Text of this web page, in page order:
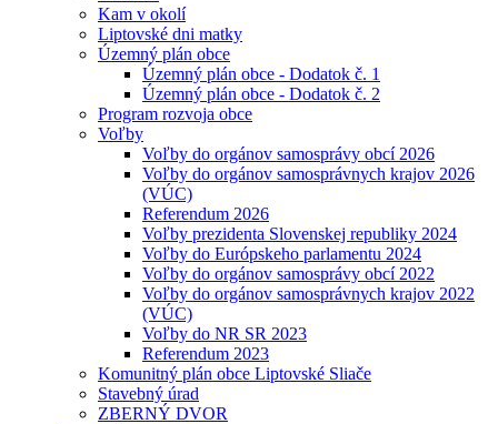
Kam v okolí
Liptovské dni matky
Územný plán obce
Územný plán obce - Dodatok č. 1
Územný plán obce - Dodatok č. 2
Program rozvoja obce
Voľby
Voľby do orgánov samosprávy obcí 2026
Voľby do orgánov samosprávnych krajov 2026
(VÚC)
Referendum 2026
Voľby prezidenta Slovenskej republiky 2024
Voľby do Európskeho parlamentu 2024
Voľby do orgánov samosprávy obcí 2022
Voľby do orgánov samosprávnych krajov 2022
(VÚC)
Voľby do NR SR 2023
Referendum 2023
Komunitný plán obce Liptovské Sliače
Stavebný úrad
ZBERNÝ DVOR